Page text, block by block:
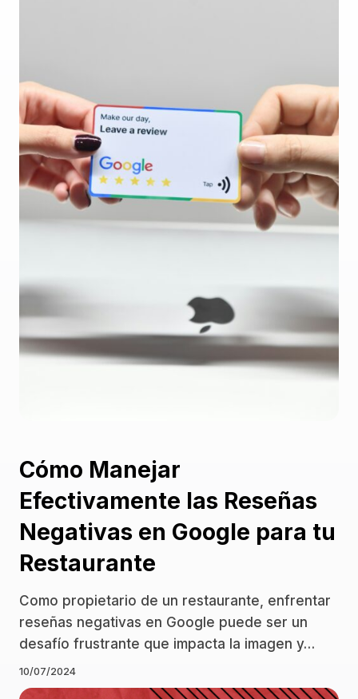
Cómo Manejar
Efectivamente las Reseñas
Negativas en Google para tu
Restaurante
Como propietario de un restaurante, enfrentar
reseñas negativas en Google puede ser un
desafío frustrante que impacta la imagen y…
10/07/2024